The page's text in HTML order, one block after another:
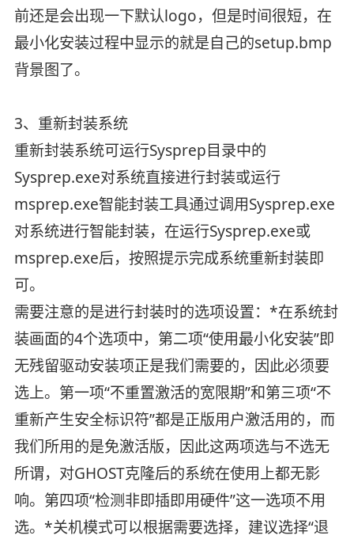
前还是会出现一下默认logo，但是时间很短，在
最小化安装过程中显示的就是自己的setup.bmp
背景图了。
3、重新封装系统
重新封装系统可运行Sysprep目录中的
Sysprep.exe对系统直接进行封装或运行
msprep.exe智能封装工具通过调用Sysprep.exe
对系统进行智能封装，在运行Sysprep.exe或
msprep.exe后，按照提示完成系统重新封装即
可。
需要注意的是进行封装时的选项设置：*在系统封
装画面的4个选项中，第二项“使用最小化安装”即
无残留驱动安装项正是我们需要的，因此必须要
选上。第一项“不重置激活的宽限期”和第三项“不
重新产生安全标识符”都是正版用户激活用的，而
我们所用的是免激活版，因此这两项选与不选无
所谓，对GHOST克隆后的系统在使用上都无影
响。第四项“检测非即插即用硬件”这一选项不用
选。*关机模式可以根据需要选择，建议选择“退